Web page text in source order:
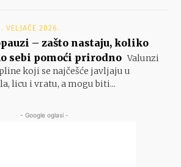
VELJAČE 2026.
– zašto nastaju, koliko
sebi pomoći prirodno Valunzi
koji se najčešće javljaju u
licu i vratu, a mogu biti...
- Google oglasi -